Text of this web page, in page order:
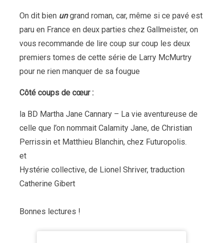
On dit bien ungrand roman, car, même si ce pavé est
paru en France en deux parties chez Gallmeister, on
vous recommande de lire coup sur coup les deux
premiers tomes de cette série de Larry McMurtry
pour ne rien manquer de sa fougue
Côté coups de cœur :
la BD Martha Jane Cannary – La vie aventureuse de
celle que l’on nommait Calamity Jane, de Christian
Perrissin et Matthieu Blanchin, chez Futuropolis.
et
Hystérie collective, de Lionel Shriver, traduction
Catherine Gibert
Bonnes lectures !